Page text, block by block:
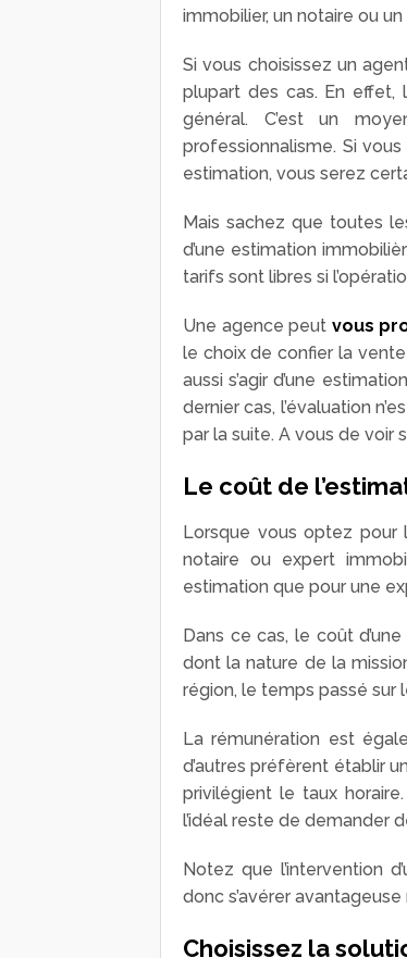
immobilier, un notaire ou
Si vous choisissez un
plupart des cas. En effet,
général. C’est un
professionnalisme. Si
estimation, vous serez
Mais sachez que toutes
d’une estimation
tarifs sont libres si
Une agence peut vous
le choix de confier la
aussi s’agir d’une
dernier cas, l’évaluation
par la suite. A vous de voir
Le coût de
Lorsque vous optez pour
notaire ou expert
estimation que pour une
Dans ce cas, le coût
dont la nature de la
région, le temps passé sur
La rémunération est
d’autres préfèrent établir
privilégient le taux
l’idéal reste de demander
Notez que l’intervention
donc s’avérer
Choisissez la